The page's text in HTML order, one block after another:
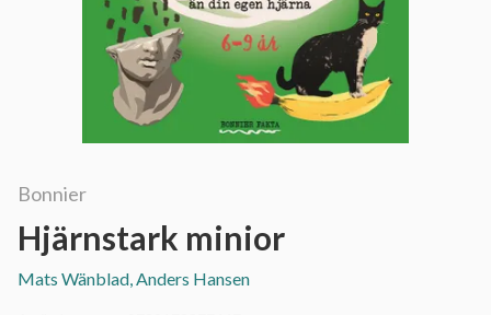
Bonnier
Hjärnstark minior
Mats Wänblad, Anders Hansen